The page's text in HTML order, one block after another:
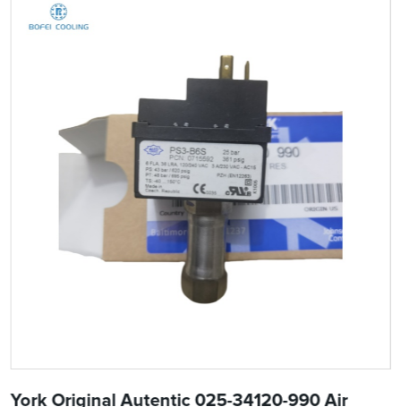
York Original Autentic 025-34120-990 Air